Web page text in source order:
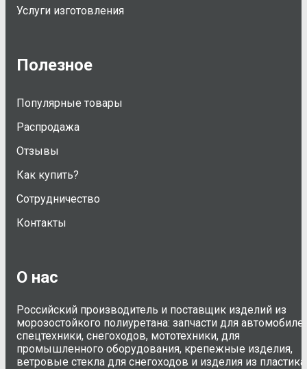
Услуги изготовления
Полезное
Популярные товары
Распродажа
Отзывы
Как купить?
Сотрудничество
Контакты
О нас
Российский производитель и поставщик изделий из
морозостойкого полиуретана: запчасти для
спецтехники, снегоходов, мототехники, для
промышленного оборудования, крепежные изделия,
ветровые стекла для снегоходов и изделия из пластика.